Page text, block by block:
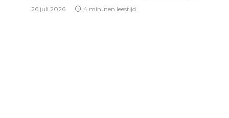
26 juli 2026 4 minuten leestijd